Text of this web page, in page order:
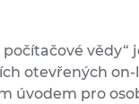
počítačové vědy“
otevřených on-
úvodem pro